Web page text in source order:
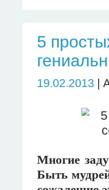
5
19.02.2013 |
Многие
Быть